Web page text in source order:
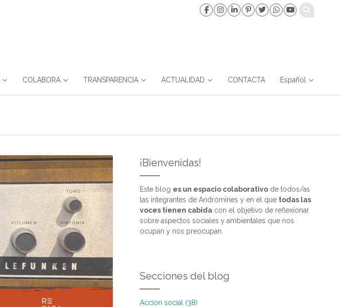
COLABORA TRANSPARENCIA ACTUALIDAD CONTACTA Español
¡Bienvenidas!
Este blog es un espacio colaborativode todos/as
las integrantes de Andròmines y en el que todas las
voces tienen cabidacon el objetivo de reflexionar
sobre aspectos sociales y ambientales que nos
ocupan y nos preocupan.
Secciones del blog
Acción social (38)